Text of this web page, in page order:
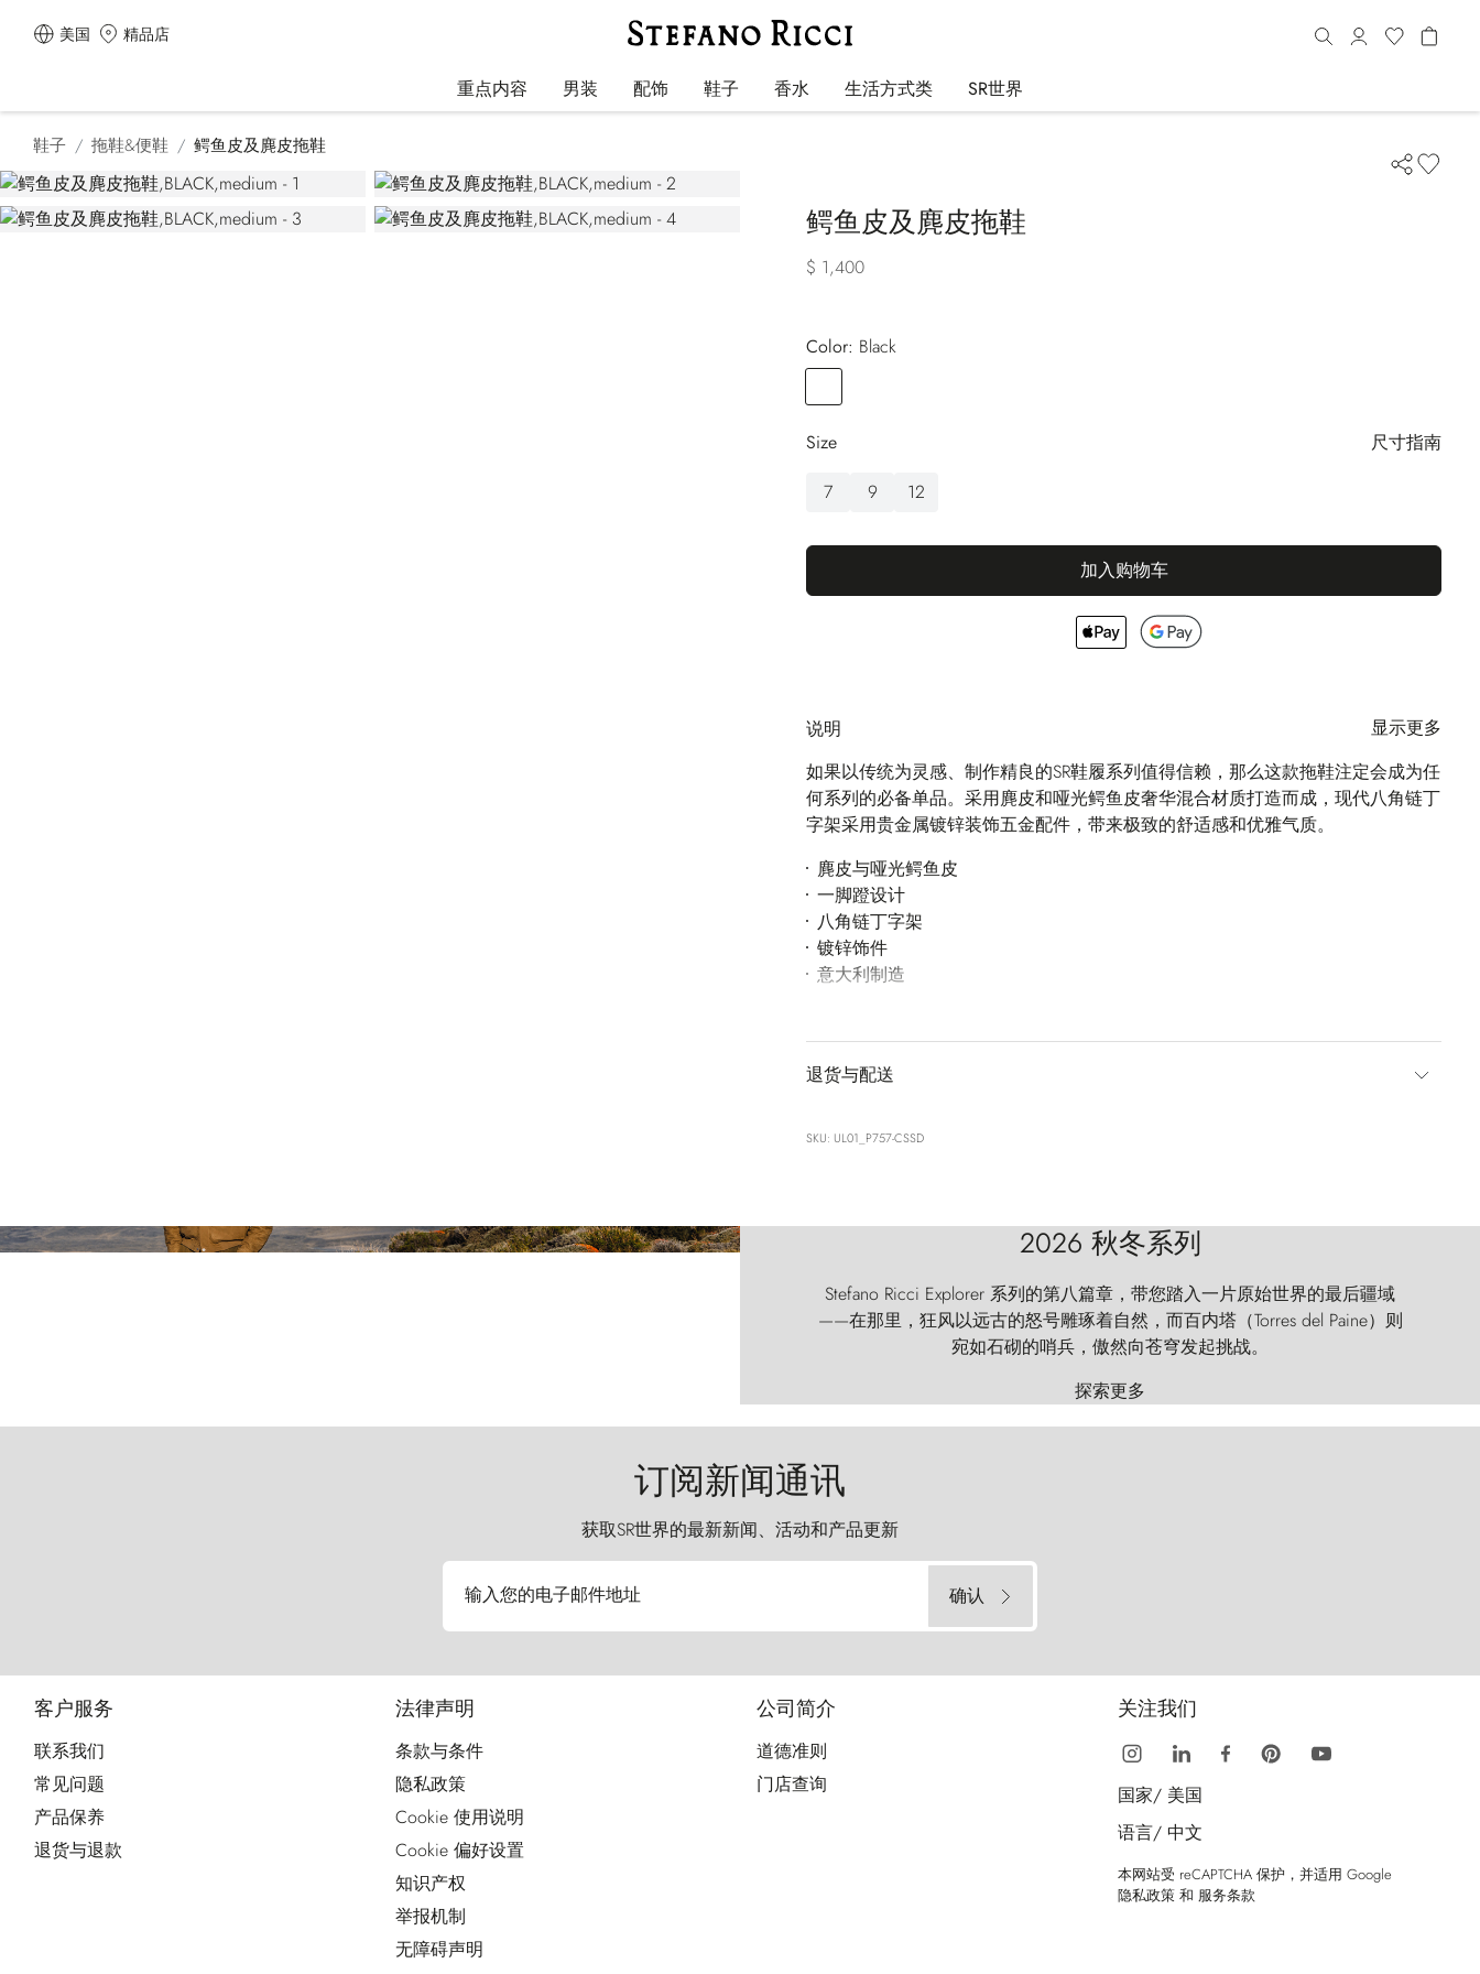
美国 精品店
重点内容 男装 配饰 鞋子 香水 生活方式类 SR世界
鞋子 拖鞋&便鞋 鳄鱼皮及麂皮拖鞋
鳄鱼皮及麂皮拖鞋
$ 1,400
Color:
black
Size
尺寸指南
7
9 12
加入购物车
说明
显示更多
如果以传统为灵感、制作精良的SR鞋履系列值得信赖，那么这款拖鞋注定会成为任
何系列的必备单品。采用麂皮和哑光鳄鱼皮奢华混合材质打造而成，现代八角链丁
字架采用贵金属镀锌装饰五金配件，带来极致的舒适感和优雅气质。
麂皮与哑光鳄鱼皮
一脚蹬设计
八角链丁字架
镀锌饰件
意大利制造
退货与配送
SKU: UL01_P757-CSSD
2026 秋冬系列
Stefano Ricci Explorer 系列的第八篇章，带您踏入一片原始世界的最后疆域
——在那里，狂风以远古的怒号雕琢着自然，而百内塔（Torres del Paine）则
宛如石砌的哨兵，傲然向苍穹发起挑战。
探索更多
订阅新闻通讯
获取SR世界的最新新闻、活动和产品更新
输入您的电子邮件地址 确认
客户服务
联系我们
常见问题
产品保养
退货与退款
法律声明
条款与条件
隐私政策
Cookie 使用说明
Cookie 偏好设置
知识产权
举报机制
无障碍声明
公司简介
道德准则
门店查询
关注我们
国家/ 美国
语言/ 中文
本网站受 reCAPTCHA 保护，并适用 Google
隐私政策 和 服务条款